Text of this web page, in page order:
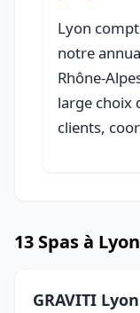
Lyon
notre
Rhône-
large choix
clients,
13 Spas à Lyon
GRAVITI